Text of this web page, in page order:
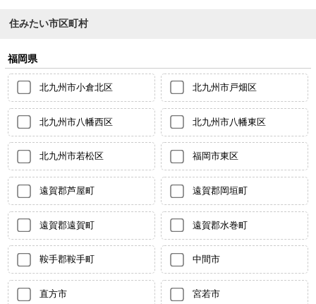
住みたい市区町村
福岡県
北九州市小倉北区 北九州市戸畑区
北九州市八幡西区 北九州市八幡東区
北九州市若松区 福岡市東区
遠賀郡芦屋町 遠賀郡岡垣町
遠賀郡遠賀町 遠賀郡水巻町
鞍手郡鞍手町 中間市
直方市 宮若市